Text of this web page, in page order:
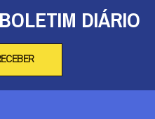
DIÁRIO